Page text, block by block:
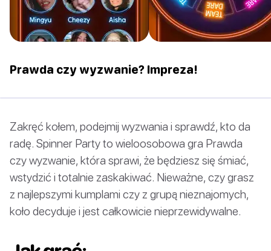
Prawda czy wyzwanie? Impreza!
Zakręć kołem, podejmij wyzwania i sprawdź, kto da
radę. Spinner Party to wieloosobowa gra Prawda
czy wyzwanie, która sprawi, że będziesz się śmiać,
wstydzić i totalnie zaskakiwać. Nieważne, czy grasz
z najlepszymi kumplami czy z grupą nieznajomych,
koło decyduje i jest całkowicie nieprzewidywalne.